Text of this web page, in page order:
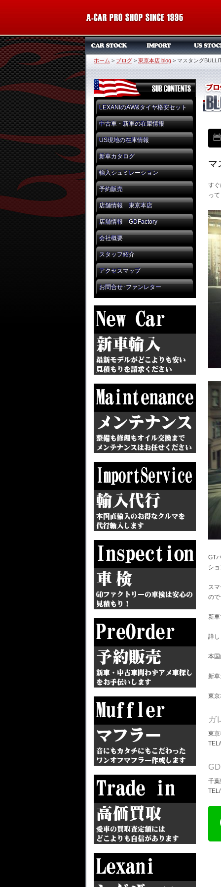
ホーム > ブログ > 東京本店 blog > マスタング
LEXANIのAW&タイヤ格安セット
中古車・新車の在庫情報
US現地の在庫情報
新車カタログ
輸入シュミレーション
予約販売
店舗情報 東京本店
店舗情報 GDFactory
会社概要
スタッフ紹介
アクセスマップ
お問合せ･ファンレター
マ
す
っ
GT
シ
ス
の
新
詳
本
新
東
ガ
東
千